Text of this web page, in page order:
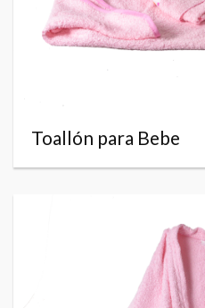
Toallón para Bebe